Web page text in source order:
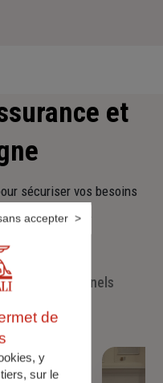
et
sécuriser vos besoins
de demain.
les professionnels
de
y
sur le
accepter